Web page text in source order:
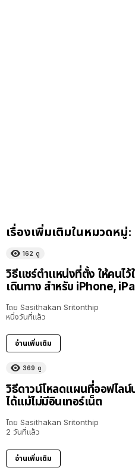
เรื่องเพิ่มเติมในหมวดหมู่:
162 ดู
วิธีแชร์ตำแหน่งที่ตั้ง ให้คนไว้
เดินทาง สำหรับ iPhone,
โดย Sasithakan Sritonthip
หนึ่งวันที่แล้ว
อ่านเพิ่มเติม
369 ดู
วิธีดาวน์โหลดแผนที่ออฟไลน์
ได้แม้ไม่มีอินเทอร์เน็ต
โดย Sasithakan Sritonthip
2 วันที่แล้ว
อ่านเพิ่มเติม